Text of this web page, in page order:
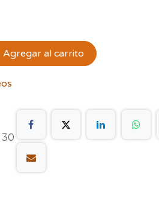
Agregar al carrito